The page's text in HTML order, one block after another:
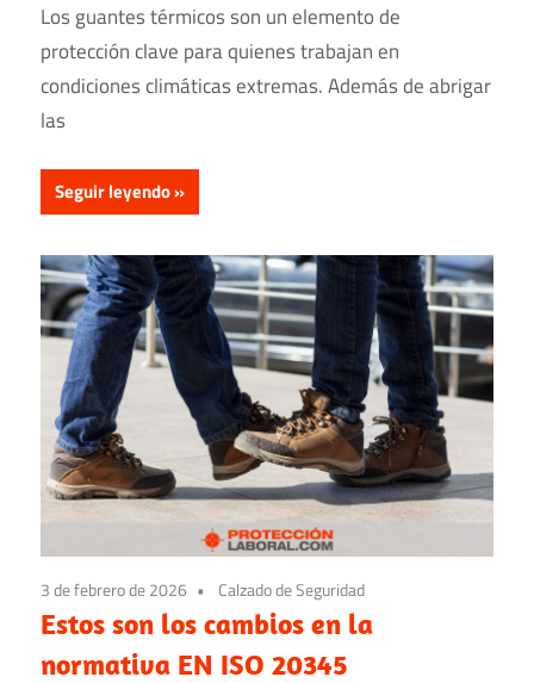
Los guantes térmicos son un elemento de
protección clave para quienes trabajan en
condiciones climáticas extremas. Además de abrigar
las
Seguir leyendo
3 de febrero de 2026 Calzado de Seguridad
Estos son los cambios en la
normativa EN ISO 20345